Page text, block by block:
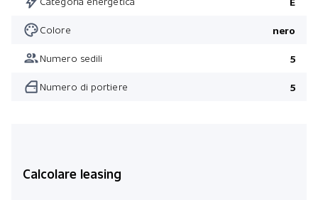
Colore nero
Numero sedili 5
Numero di portiere 5
Calcolare leasing